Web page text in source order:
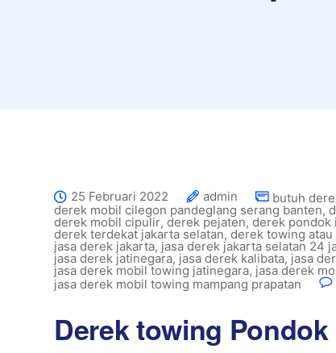
25 Februari 2022 admin butuh
derek mobil cilegon pandeglang serang banten,
derek mobil cipulir, derek pejaten, derek pondok
derek terdekat jakarta selatan, derek towing
jasa derek jakarta, jasa derek jakarta selatan 24
jasa derek jatinegara, jasa derek kalibata, jasa
jasa derek mobil towing jatinegara, jasa derek
jasa derek mobil towing mampang prapatan
Derek towing Pondok